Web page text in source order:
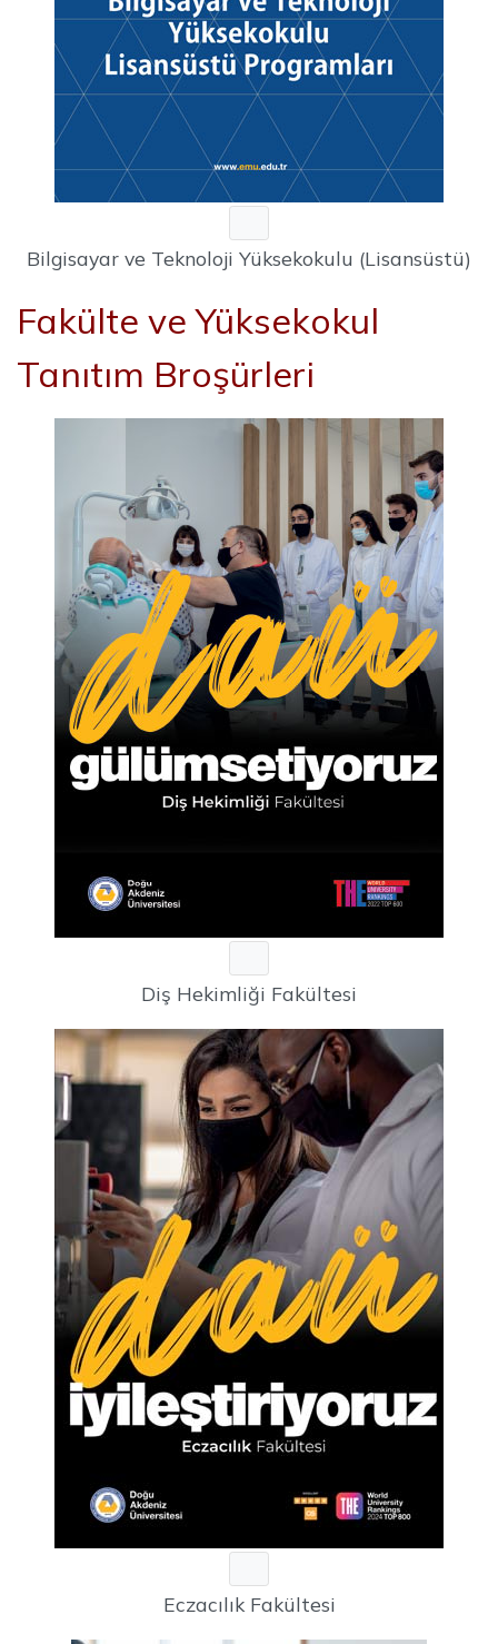
Bilgisayar ve Teknoloji Yüksekokulu (Lisansüstü)
Fakülte ve Yüksekokul
Tanıtım Broşürleri
Diş Hekimliği Fakültesi
Eczacılık Fakültesi